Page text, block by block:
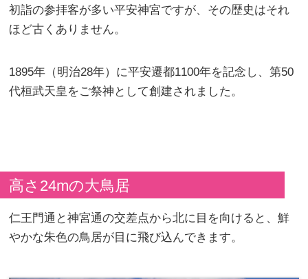
初詣の参拝客が多い平安神宮ですが、その歴史はそれ
ほど古くありません。
1895年（明治28年）に平安遷都1100年を記念し、第50
代桓武天皇をご祭神として創建されました。
高さ24mの大鳥居
仁王門通と神宮通の交差点から北に目を向けると、鮮
やかな朱色の鳥居が目に飛び込んできます。